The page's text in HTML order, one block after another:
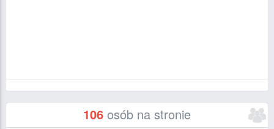
106 osób na stronie